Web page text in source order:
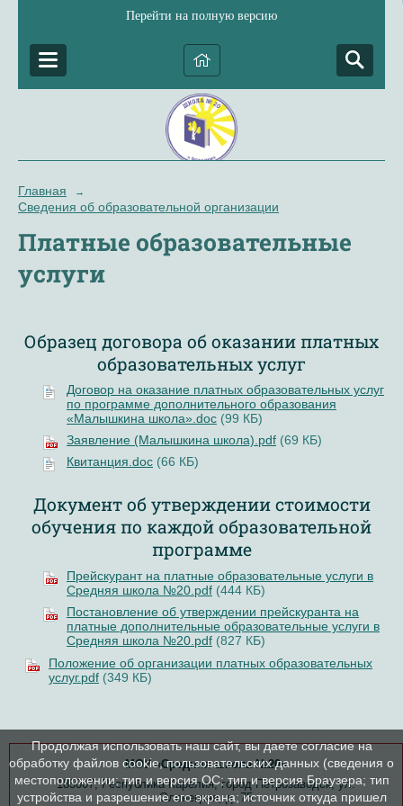
Перейти на полную версию
Главная →
Сведения об образовательной организации
Платные образовательные
услуги
Образец договора об оказании платных
образовательных услуг
Договор на оказание платных образовательных услуг
по программе дополнительного образования
«Малышкина школа».doc (99 КБ)
Заявление (Малышкина школа).pdf (69 КБ)
Квитанция.doc (66 КБ)
Документ об утверждении стоимости
обучения по каждой образовательной
программе
Прейскурант на платные образовательные услуги в
Средняя школа №20.pdf (444 КБ)
Постановление об утверждении прейскуранта на
платные дополнительные образовательные услуги в
Средняя школа №20.pdf (827 КБ)
Положение об организации платных образовательных
услуг.pdf (349 КБ)
МОУ «Средняя школа №20»
185007, Республика Карелия, город Петрозаводск, ул.
Олонецкая, д. 75
Продолжая использовать наш сайт, вы даете согласие на
обработку файлов cookie, пользовательских данных (сведения о
местоположении; тип и версия ОС; тип и версия Браузера; тип
устройства и разрешение его экрана; источник откуда пришел